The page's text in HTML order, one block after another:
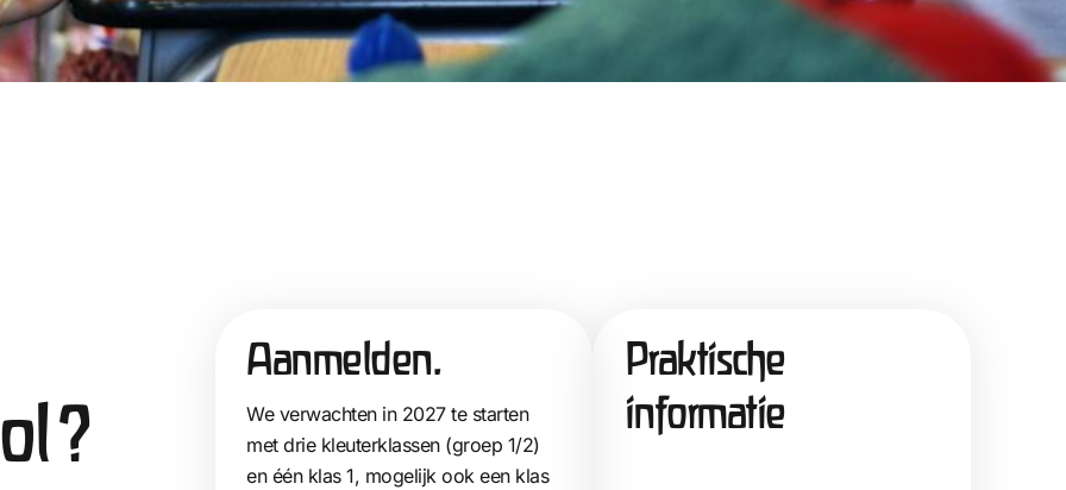
Aanmelden.
We verwachten in 2027 te starten
met drie kleuterklassen (groep 1/2)
en één klas 1, mogelijk ook een klas
Praktische
informatie​